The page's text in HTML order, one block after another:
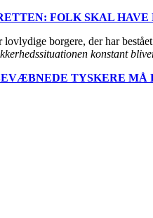
FOLK SKAL HAVE
borgere, der har
konstant
TYSKERE MÅ